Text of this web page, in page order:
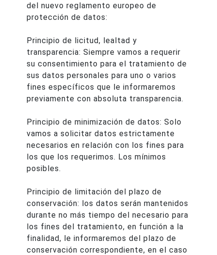
del nuevo reglamento europeo de
protección de datos:
Principio de licitud, lealtad y
transparencia: Siempre vamos a requerir
su consentimiento para el tratamiento de
sus datos personales para uno o varios
fines específicos que le informaremos
previamente con absoluta transparencia.
Principio de minimización de datos: Solo
vamos a solicitar datos estrictamente
necesarios en relación con los fines para
los que los requerimos. Los mínimos
posibles.
Principio de limitación del plazo de
conservación: los datos serán mantenidos
durante no más tiempo del necesario para
los fines del tratamiento, en función a la
finalidad, le informaremos del plazo de
conservación correspondiente, en el caso